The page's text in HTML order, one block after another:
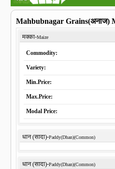
Mahbubnagar Grains(अनाज)
मक्का-Maize
Commodity:
Variety:
Min.Price:
Max.Price:
Modal Price:
धान (सादा)-Paddy(Dhan)(Common)
धान (सादा)-Paddy(Dhan)(Common)